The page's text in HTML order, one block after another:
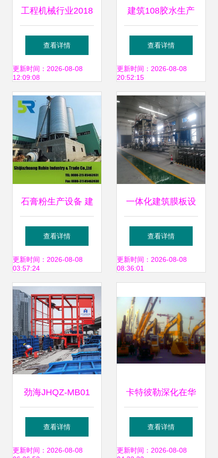
工程机械行业2018
下半年行情与产品
发展趋势分析 新四
化驱动，脚手架品
类迎新机
查看详情
更新时间：2026-08-08
12:09:08
建筑108胶水生产
设备与价格全解析
查看详情
更新时间：2026-08-08
20:52:15
石膏粉生产设备 建
筑设备租赁中的关
键工业装备
查看详情
更新时间：2026-08-08
03:57:24
一体化建筑膜板设
备 复合免拆模板设
备引领建筑工业化
查看详情
更新时间：2026-08-08
08:36:01
劲海JHQZ-MB01
防撞墙模板施工车
高架与地铁工程的
查看详情
更新时间：2026-08-08
卡特彼勒深化在华
战略布局，以租赁
服务强化对中国客
查看详情
更新时间：2026-08-08